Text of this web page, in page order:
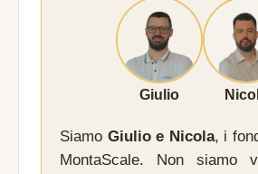
Giulio
Siamo Giulio e Nicola, i
MontaScale. Non siamo